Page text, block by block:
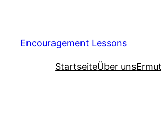
Encouragement Lessons
StartseiteÜber uns